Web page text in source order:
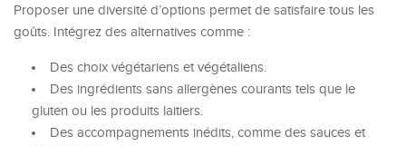
Proposer une diversité d’options permet de satisfaire tous les
goûts. Intégrez des alternatives comme :
Des choix végétariens et végétaliens.
Des ingrédients sans allergènes courants tels que le
gluten ou les produits laitiers.
Des accompagnements inédits, comme des sauces et